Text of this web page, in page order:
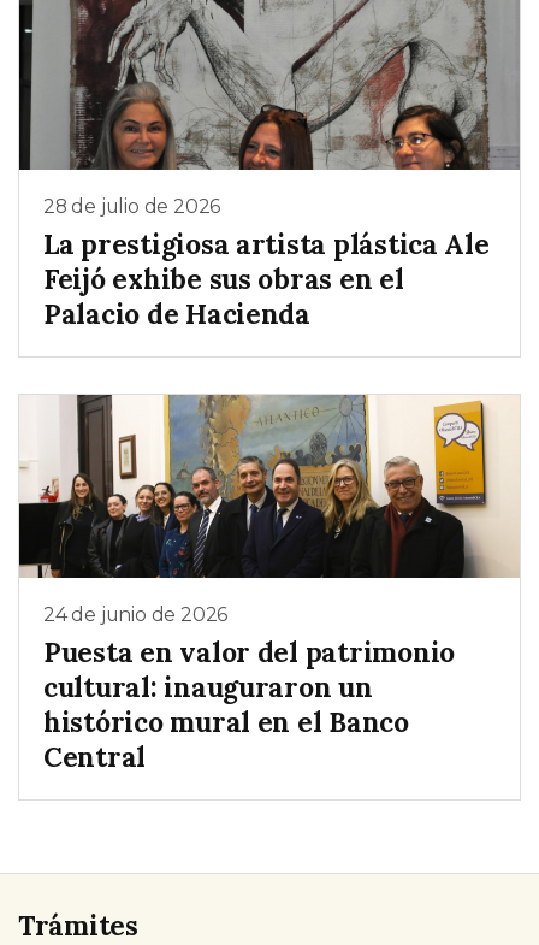
28 de julio de 2026
La prestigiosa artista plástica Ale
Feijó exhibe sus obras en el
Palacio de Hacienda
24 de junio de 2026
Puesta en valor del patrimonio
cultural: inauguraron un
histórico mural en el Banco
Central
Trámites